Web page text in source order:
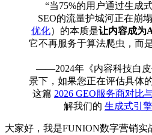
“当75%的用户通过生成
SEO的流量护城河正在崩
优化）的本质是让内容成为
它不再服务于算法爬虫，而
——2024年《内容科技白
景下，如果您正在评估具体
这篇 2026 GEO服务商对比
解我们的 生成式引
大家好，我是FUNION数字营销实